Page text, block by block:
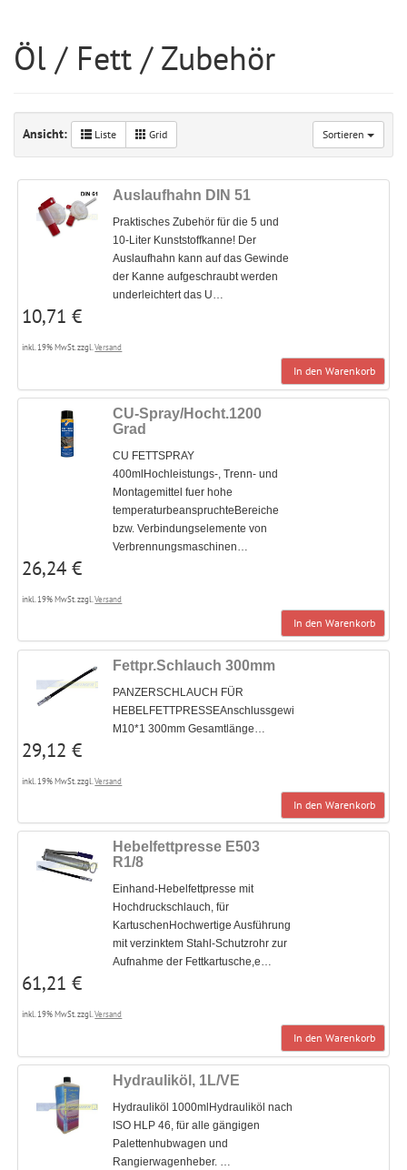
Öl / Fett / Zubehör
Ansicht: Liste Grid Sortieren
Auslaufhahn DIN 51
Praktisches Zubehör für die 5 und
10-Liter Kunststoffkanne! Der
Auslaufhahn kann auf das Gewinde
der Kanne aufgeschraubt werden
underleichtert das U…
10,71 €
inkl. 19% MwSt. zzgl.Versand
In den Warenkorb
CU-Spray/Hocht.1200
Grad
CU FETTSPRAY
400mlHochleistungs-, Trenn- und
Montagemittel fuer hohe
temperaturbeanspruchteBereiche
bzw. Verbindungselemente von
Verbrennungsmaschinen…
26,24 €
inkl. 19% MwSt. zzgl.Versand
In den Warenkorb
Fettpr.Schlauch 300mm
PANZERSCHLAUCH FÜR
HEBELFETTPRESSEAnschlussgewinde
M10*1 300mm Gesamtlänge…
29,12 €
inkl. 19% MwSt. zzgl.Versand
In den Warenkorb
Hebelfettpresse E503
R1/8
Einhand-Hebelfettpresse mit
Hochdruckschlauch, für
KartuschenHochwertige Ausführung
mit verzinktem Stahl-Schutzrohr zur
Aufnahme der Fettkartusche,e…
61,21 €
inkl. 19% MwSt. zzgl.Versand
In den Warenkorb
Hydrauliköl, 1L/VE
Hydrauliköl 1000mlHydrauliköl nach
ISO HLP 46, für alle gängigen
Palettenhubwagen und
Rangierwagenheber. …